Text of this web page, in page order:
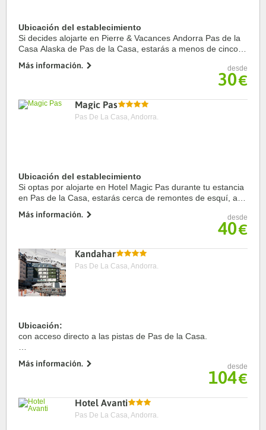
Ubicación del establecimiento
Si decides alojarte en Pierre & Vacances Andorra Pas de la
Casa Alaska de Pas de la Casa, estarás a menos de cinco
Estación de esquí de Pas de la Casa. ...
Más información. desde
30€
Magic Pas
Pas De La Casa, Andorra.
Ubicación del establecimiento
Si optas por alojarte en Hotel Magic Pas durante tu estancia
en Pas de la Casa, estarás cerca de remontes de esquí, a
pie de Telesilla TSD4 Pas De ...
Más información. desde
40€
Kandahar
Pas De La Casa, Andorra.
Ubicación:
con acceso directo a las pistas de Pas de la Casa.
dispone de 63 habitaciones para 2, 3, 4 y 5 personas
(algunas de ellas comunicadas, con balcón y con vistas a las
Más información. desde
104€
Hotel Avanti
Pas De La Casa, Andorra.